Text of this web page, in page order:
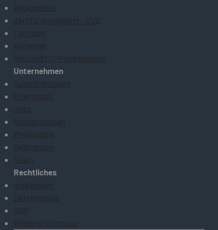
Allgemeines
Zertifizierungstest - VUE
Certiport
Kryterion
Microsoft IT-Professionals
Unternehmen
Autorisierungen
Downloads
Jobs
Kooperationen
Philosophie
Referenzen
Team
Rechtliches
Impressum
Datenschutz
AGB
Widerrufsformular